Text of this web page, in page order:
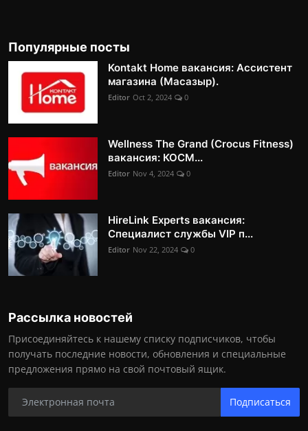
Популярные посты
Kontakt Home вакансия: Ассистент
магазина (Масазыр).
Editor Oct 2, 2024 0
Wellness The Grand (Crocus Fitness)
вакансия: КОСМ...
Editor Nov 4, 2024 0
HireLink Experts вакансия:
Специалист службы VIP п...
Editor Nov 22, 2024 0
Рассылка новостей
Присоединяйтесь к нашему списку подписчиков, чтобы
получать последние новости, обновления и специальные
предложения прямо на свой почтовый ящик.
Подписаться